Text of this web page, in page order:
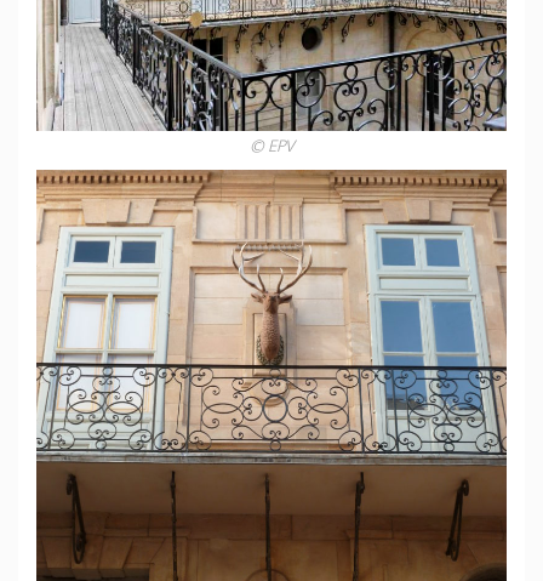
© EPV